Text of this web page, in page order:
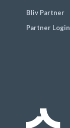
Bliv Partner
Partner Login